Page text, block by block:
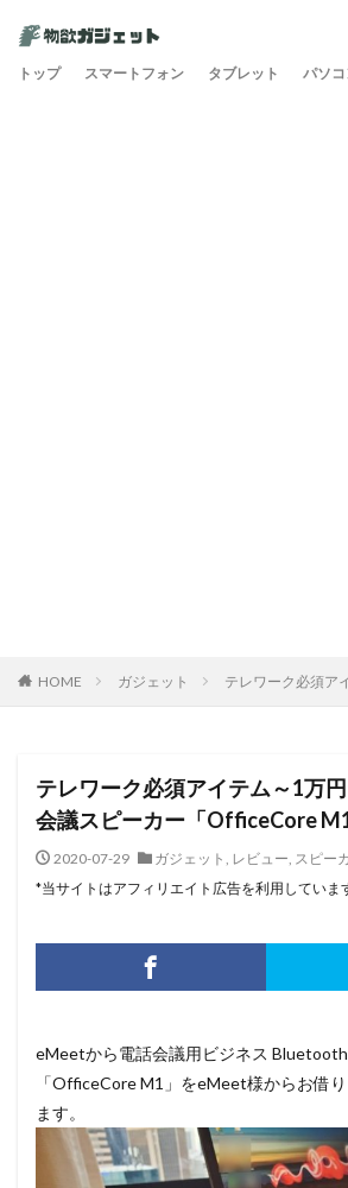
トップ スマートフォン タブレット パソ
HOME ガジェット テレワーク必須ア
テレワーク必須アイテム～1万
会議スピーカー「OfficeCore
2020-07-29 ガジェット , レビュー, スピー
*当サイトはアフィリエイト広告を利用していま
eMeetから電話会議用ビジネス
「OfficeCore M1」をeMeet様からお借
ます。
カテゴリー